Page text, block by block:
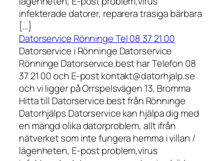
infekterade datorer, reparera trasiga bärbara
[…]
Datorservice Rönninge Tel 08 37 21 00
Datorservice i Rönninge Datorservice
Rönninge Datorservice.best har Telefon 08
37 21 00 och E-post kontakt@datorhjalp.se
och vi ligger på Orrspelsvägen 13, Bromma
Hitta till Datorservice.best från Rönninge
Datorhjälps Datorservice kan hjälpa dig med
en mängd olika datorproblem, allt ifrån
nätverket som inte fungera hemma i villan /
lägenheten, E-post problem,virus